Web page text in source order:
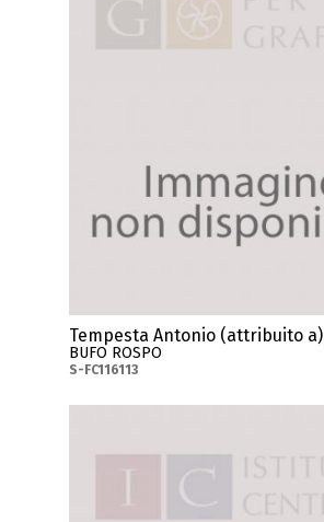
Tempesta Antonio (attribuito a)
BUFO ROSPO
S-FC116113